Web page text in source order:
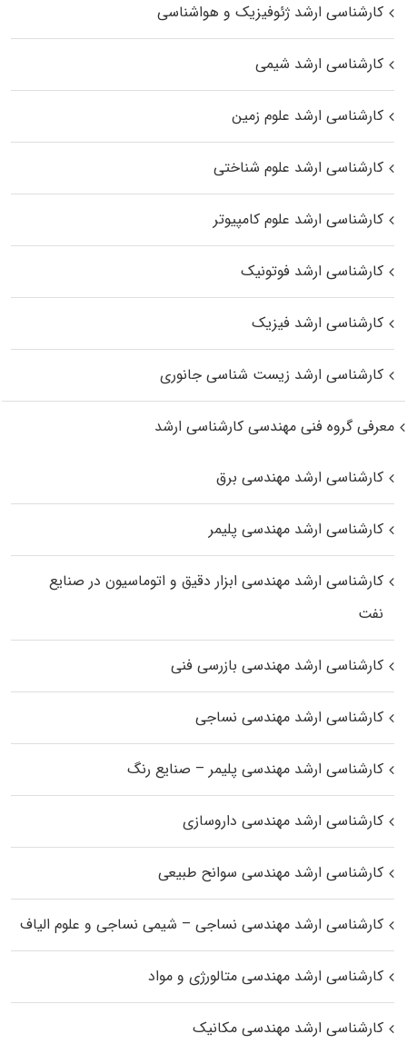
کارشناسی ارشد ژئوفیزیک و هواشناسی
کارشناسی ارشد شیمی
کارشناسی ارشد علوم زمین
کارشناسی ارشد علوم شناختی
کارشناسی ارشد علوم کامپیوتر
کارشناسی ارشد فوتونیک
کارشناسی ارشد فیزیک
کارشناسی ارشد زیست‌ شناسی جانوری
معرفی گروه فنی مهندسی کارشناسی ارشد
کارشناسی ارشد مهندسی برق
کارشناسی ارشد مهندسی پلیمر
کارشناسی ارشد مهندسی ابزار دقیق و اتوماسیون در صنایع
نفت
کارشناسی ارشد مهندسی بازرسی فنی
کارشناسی ارشد مهندسی نساجی
کارشناسی ارشد مهندسی پلیمر – صنایع رنگ
کارشناسی ارشد مهندسی داروسازی
کارشناسی ارشد مهندسی سوانح طبیعی
کارشناسی ارشد مهندسی نساجی – شیمی نساجی و علوم الیاف
کارشناسی ارشد مهندسی متالورژی و مواد
کارشناسی ارشد مهندسی مکانیک